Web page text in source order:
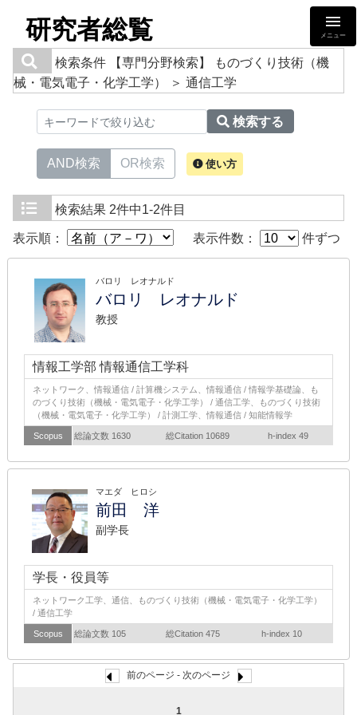
研究者総覧 メニュー
検索条件
【専門分野検索】 ものづくり技術（機
械・電気電子・化学工学） ＞ 通信工学
検索する
AND検索 OR検索 使い方
検索結果 2件中1-2件目
表示順： 表示件数： 件ずつ
バロリ レオナルド
バロリ レオナルド
教授
情報工学部 情報通信工学科
ネットワーク、情報通信 / 計算機システム、情報通信 / 情報学基礎論、も
のづくり技術（機械・電気電子・化学工学） / 通信工学、ものづくり技術
（機械・電気電子・化学工学） / 計測工学、情報通信 / 知能情報学
Scopus 総論文数 1630 総Citation 10689 h-index 49
マエダ ヒロシ
前田 洋
副学長
学長・役員等
ネットワーク工学、通信、ものづくり技術（機械・電気電子・化学工学）
/ 通信工学
Scopus 総論文数 105 総Citation 475 h-index 10
前のページ - 次のページ
1